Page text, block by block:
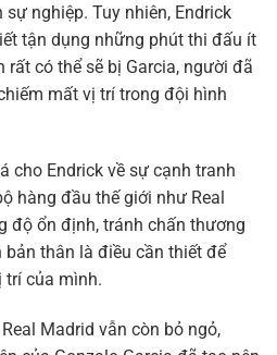
nghiệp. Tuy nhiên, Endrick
tận dụng những phút thi đấu ít
rất có thể sẽ bị Garcia, người đã
mất vị trí trong đội hình
cho Endrick về sự cạnh tranh
hàng đầu thế giới như Real
độ ổn định, tránh chấn thương
thân là điều cần thiết để
trí của mình.
Madrid vẫn còn bỏ ngỏ,